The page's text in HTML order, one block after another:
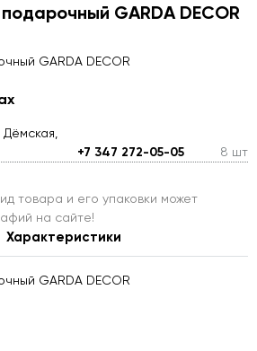
GARDA DECOR
GARDA DECOR
+7 347 272-05-05 8 шт
товара и его упаковки может
на сайте!
Характеристики
GARDA DECOR